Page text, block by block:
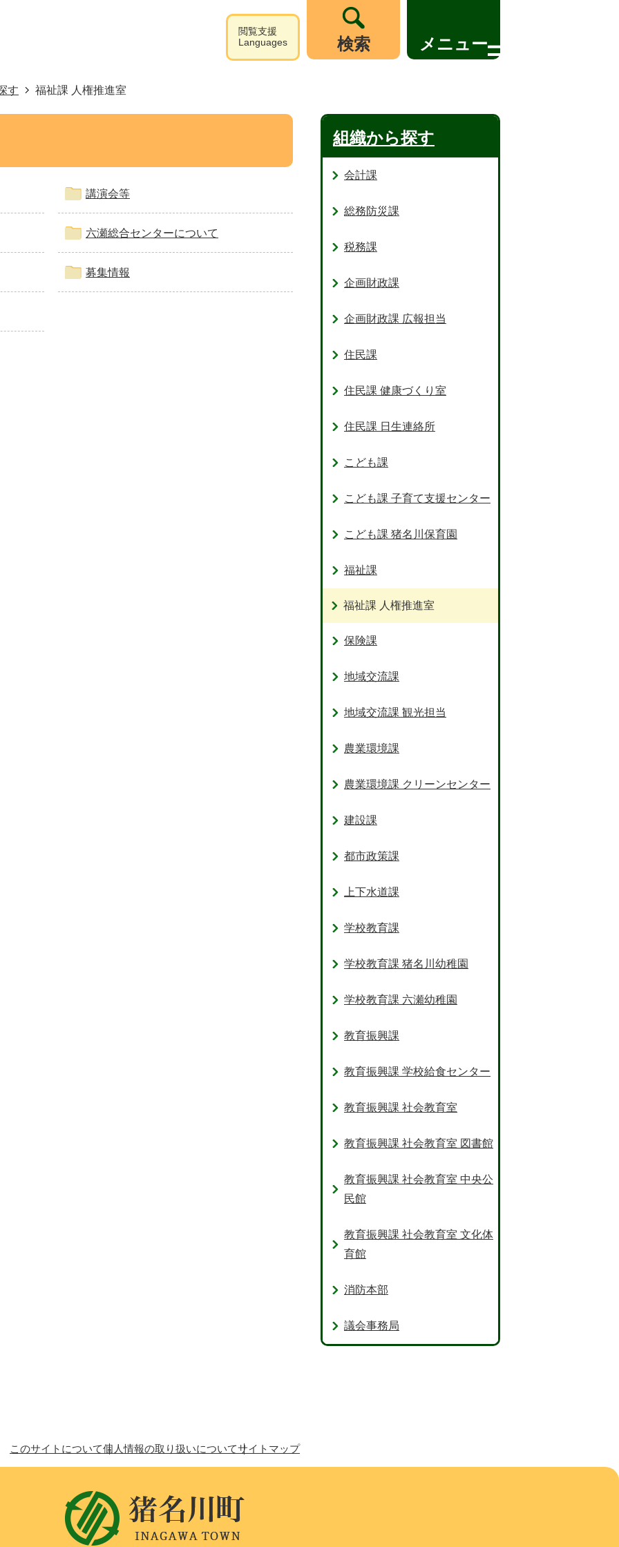
閲覧支援
Languages
検索 メニュー
す 福祉課 人権推進室
講演会等
六瀬総合センターについて
募集情報
組織から探す
会計課
総務防災課
税務課
企画財政課
企画財政課 広報担当
住民課
住民課 健康づくり室
住民課 日生連絡所
こども課
こども課 子育て支援センター
こども課 猪名川保育園
福祉課
福祉課 人権推進室
保険課
地域交流課
地域交流課 観光担当
農業環境課
農業環境課 クリーンセンター
建設課
都市政策課
上下水道課
学校教育課
学校教育課 猪名川幼稚園
学校教育課 六瀬幼稚園
教育振興課
教育振興課 学校給食センター
教育振興課 社会教育室
教育振興課 社会教育室 図書館
教育振興課 社会教育室 中央公
民館
教育振興課 社会教育室 文化体
育館
消防本部
議会事務局
このサイトについて個人情報の取り扱いについてサイトマップ
猪
名
川
町